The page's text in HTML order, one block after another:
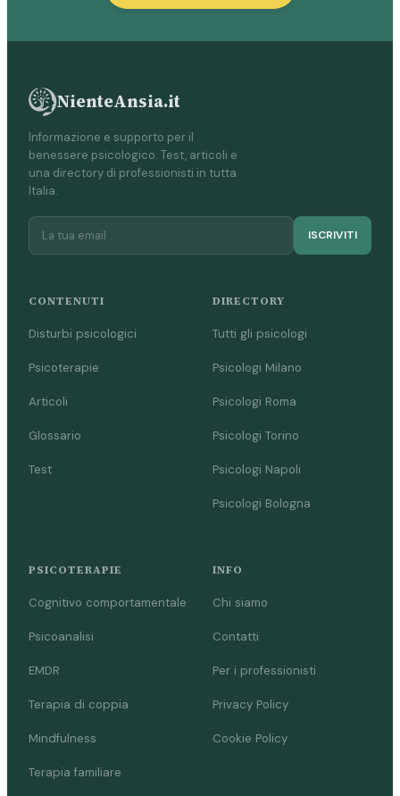
NienteAnsia.it
Informazione e supporto per il
benessere psicologico. Test, articoli e
una directory di professionisti in tutta
Italia.
ISCRIVITI
CONTENUTI
Disturbi psicologici
Psicoterapie
Articoli
Glossario
Test
DIRECTORY
Tutti gli psicologi
Psicologi Milano
Psicologi Roma
Psicologi Torino
Psicologi Napoli
Psicologi Bologna
PSICOTERAPIE
Cognitivo comportamentale
Psicoanalisi
EMDR
Terapia di coppia
Mindfulness
Terapia familiare
INFO
Chi siamo
Contatti
Per i professionisti
Privacy Policy
Cookie Policy